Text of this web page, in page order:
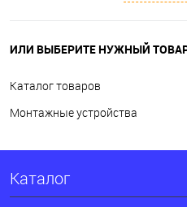
ИЛИ ВЫБЕРИТЕ НУЖНЫЙ
Каталог товаров
Монтажные устройства
Каталог